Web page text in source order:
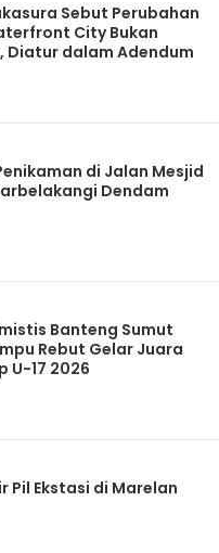
Sebut Perubahan
City Bukan
Diatur dalam Adendum
di Jalan Mesjid
Dendam
Banteng Sumut
Rebut Gelar Juara
U-17 2026
Pil Ekstasi di Marelan